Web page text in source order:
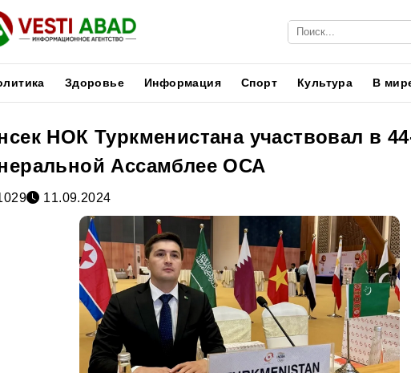
Здоровье Информация Спорт Культура В
НОК Туркменистана участвовал в
Ассамблее ОСА
11.09.2024